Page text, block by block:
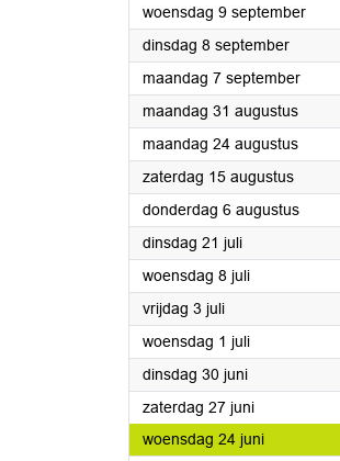
woensdag 9 september2026
dinsdag 8 september2026
maandag 7 september2026
maandag 31 augustus2026
maandag 24 augustus2026
zaterdag 15 augustus2026
donderdag 6 augustus2026
dinsdag 21 juli2026
woensdag 8 juli2026
vrijdag 3 juli2026
woensdag 1 juli2026
dinsdag 30 juni2026
zaterdag 27 juni2026
woensdag 24 juni2026